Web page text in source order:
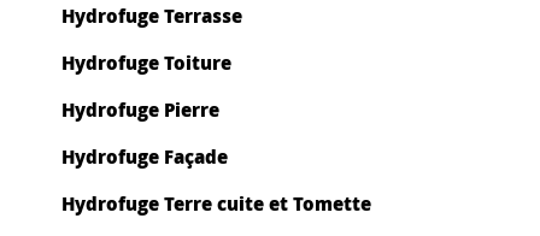
Hydrofuge Terrasse
Hydrofuge Toiture
Hydrofuge Pierre
Hydrofuge Façade
Hydrofuge Terre cuite et Tomette